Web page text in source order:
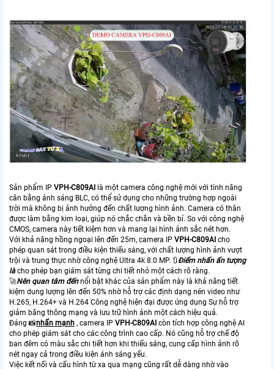
Sản phẩm IP VPH-C809AI là một camera công nghệ mới với tính năng
cân bằng ánh sáng BLC, có thể sử dụng cho những trường hợp ngoài
trời mà không bị ảnh hưởng đến chất lượng hình ảnh. Camera có thân
được làm bằng kim loại, giúp nó chắc chắn và bền bỉ. So với công nghệ
CMOS, camera này tiết kiệm hơn và mang lại hình ảnh sắc nét hơn.
Với khả năng hồng ngoại lên đến 25m, camera IP VPH-C809AI cho
phép quan sát trong điều kiện thiếu sáng, với chất lượng hình ảnh vượt
trội và trung thực nhờ công nghệ Ultra 4k 8.0 MP. 🔃Điểm nhấn ấn tượng
làcho phép bạn giám sát từng chi tiết nhỏ một cách rõ ràng.
🚀Nên quan tâm đếnnổi bật khác của sản phẩm này là khả năng tiết
kiệm dung lượng lên đến 50% nhờ hỗ trợ các định dạng nén video như
H.265, H.264+ và H.264 Công nghệ hiện đại được ứng dụng Sự hỗ trợ
giảm băng thông mạng và lưu trữ hình ảnh một cách hiệu quả.
Đáng 📸nhấn mạnh , camera IP VPH-C809AI còn tích hợp công nghệ AI
cho phép giám sát cho các công trình cao cấp. Nó cũng hỗ trợ chế độ
ban đêm có màu sắc chi tiết hơn khi thiếu sáng, cung cấp hình ảnh rõ
nét ngay cả trong điều kiện ánh sáng yếu.
Việc kết nối và cấu hình từ xa qua mạng cũng rất dễ dàng nhờ vào